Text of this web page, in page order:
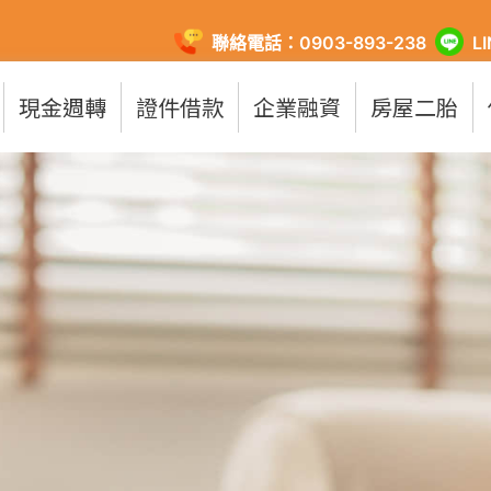
聯絡電話：0903-893-238
現金週轉 證件借款 企業融資 房屋二胎